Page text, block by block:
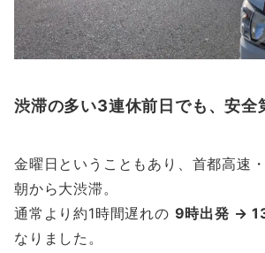
渋滞の多い3連休前日でも、安全
金曜日ということもあり、首都高速
朝から大渋滞。
通常より約1時間遅れの 9時出発 →
なりました。